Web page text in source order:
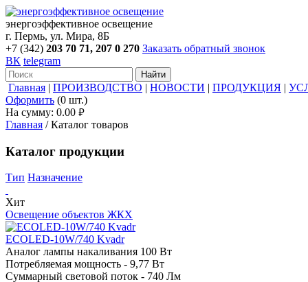
энергоэффективное освещение
г. Пермь, ул. Мира, 8Б
+7 (342) 203 70 71, 207 0 270 Заказать обратный звонок
ВК telegram
Найти
Главная | ПРОИЗВОДСТВО | НОВОСТИ | ПРОДУКЦИЯ |
Оформить (0 шт.)
На сумму: 0.00 руб.
Главная / Каталог товаров
Каталог продукции
Тип Назначение
Хит
Освещение объектов ЖКХ
ECOLED-10W/740 Kvadr
Аналог лампы накаливания 100 Вт
Потребляемая мощность - 9,77 Вт
Суммарный световой поток - 740 Лм